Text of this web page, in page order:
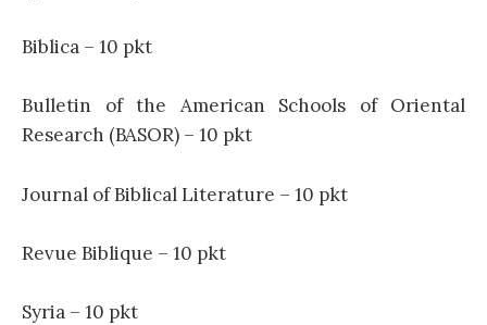
Biblica – 10 pkt
Bulletin of the American Schools of Oriental
Research (BASOR) – 10 pkt
Journal of Biblical Literature – 10 pkt
Revue Biblique – 10 pkt
Syria – 10 pkt